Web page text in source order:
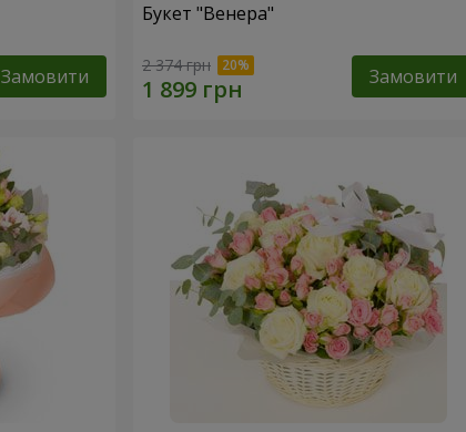
Замовити
Букет "Венера"
2 374 грн Замовити